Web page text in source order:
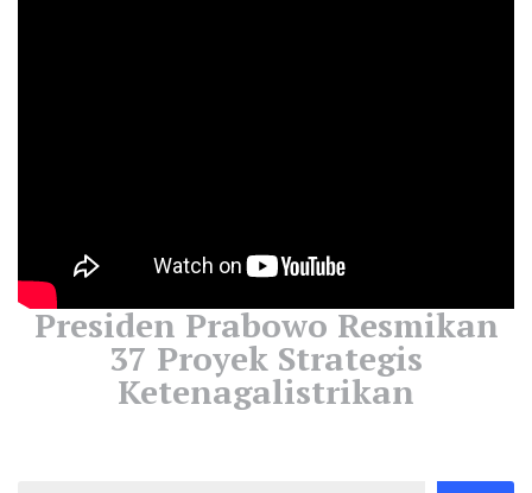
Presiden Prabowo Resmikan
37 Proyek Strategis
Ketenagalistrikan